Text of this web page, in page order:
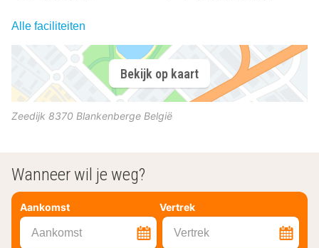
Alle faciliteiten
Bekijk op kaart
Zeedijk 8370 Blankenberge België
Wanneer wil je weg?
Aankomst Vertrek
Aankomst Vertrek